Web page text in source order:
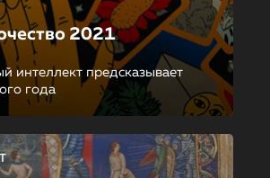
2021
интеллект предсказывает
года